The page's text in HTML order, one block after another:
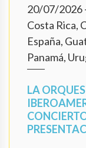
20/07/2026
Costa Rica,
España,
Panamá,
LA